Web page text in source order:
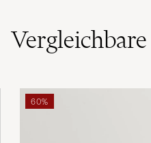
Vergleichbare
60%